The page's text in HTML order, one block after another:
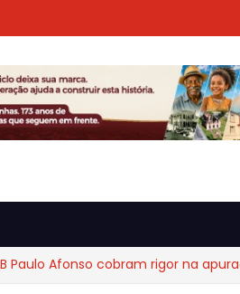
cobram rigor na apuração